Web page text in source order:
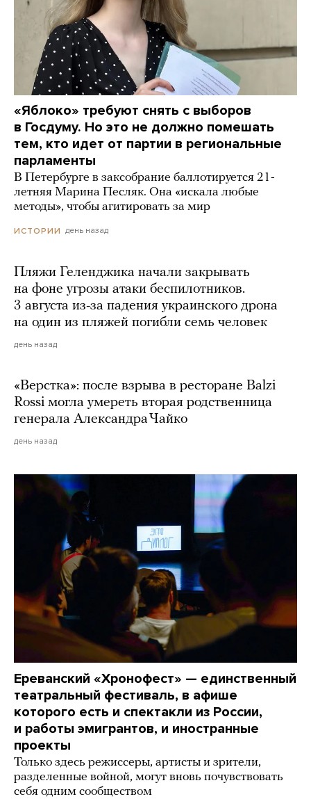
«Яблоко» требуют снять с выборов
в Госдуму. Но это не должно помешать
тем, кто идет от партии в региональные
парламенты
В Петербурге в заксобрание баллотируется 21-
летняя Марина Песляк. Она «искала любые
методы», чтобы агитировать за мир
ИСТОРИИ день назад
Пляжи Геленджика начали закрывать
на фоне угрозы атаки беспилотников.
3 августа из-за падения украинского дрона
на один из пляжей погибли семь человек
день назад
«Верстка»: после взрыва в ресторане Balzi
Rossi могла умереть вторая родственница
генерала Александра Чайко
день назад
Ереванский «Хронофест» — единственный
театральный фестиваль, в афише
которого есть и спектакли из России,
и работы эмигрантов, и иностранные
проекты
Только здесь режиссеры, артисты и зрители,
разделенные войной, могут вновь почувствовать
себя одним сообществом